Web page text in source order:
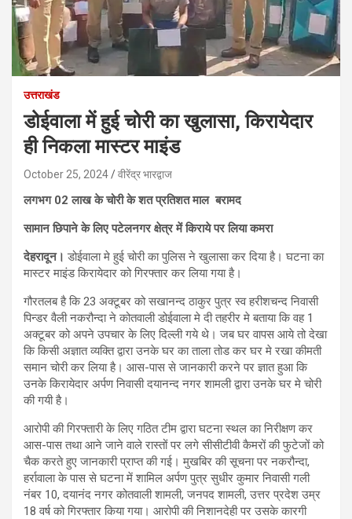
उत्तराखंड
डोईवाला में हुई चोरी का खुलासा, किरायेदार
ही निकला मास्टर माइंड
October 25, 2024 वीरेंद्र भारद्वाज
लगभग 02 लाख के चोरी के शत प्रतिशत माल बरामद
सामान छिपाने के लिए पटेलनगर क्षेत्र में किराये पर लिया कमरा
देहरादून। डोईवाला मे हुई चोरी का पुलिस ने खुलासा कर दिया है। घटना का
मास्टर माइंड किरायेदार को गिरफ्तार कर लिया गया है।
गौरतलब है कि 23 अक्टूबर को सखानन्द ठाकुर पुत्र स्व हरीशचन्द निवासी
पिन्डर वैली नकरौन्दा ने कोतवाली डोईवाला मे दी तहरीर मे बताया कि वह 1
अक्टूबर को अपने उपचार के लिए दिल्ली गये थे। जब घर वापस आये तो देखा
कि किसी अज्ञात व्यक्ति द्वारा उनके घर का ताला तोड कर घर मे रखा कीमती
समान चोरी कर लिया है। आस-पास से जानकारी करने पर ज्ञात हुआ कि
उनके किरायेदार अर्पण निवासी दयानन्द नगर शामली द्वारा उनके घर मे चोरी
की गयी है।
आरोपी की गिरफ्तारी के लिए गठित टीम द्वारा घटना स्थल का निरीक्षण कर
आस-पास तथा आने जाने वाले रास्तों पर लगे सीसीटीवी कैमरों की फुटेजों को
चैक करते हुए जानकारी प्राप्त की गई। मुखबिर की सूचना पर नकरौन्दा,
हर्रावाला के पास से घटना में शामिल अर्पण पुत्र सुधीर कुमार निवासी गली
नंबर 10, दयानंद नगर कोतवाली शामली, जनपद शामली, उत्तर प्रदेश उम्र
18 वर्ष को गिरफ्तार किया गया। आरोपी की निशानदेही पर उसके कारगी